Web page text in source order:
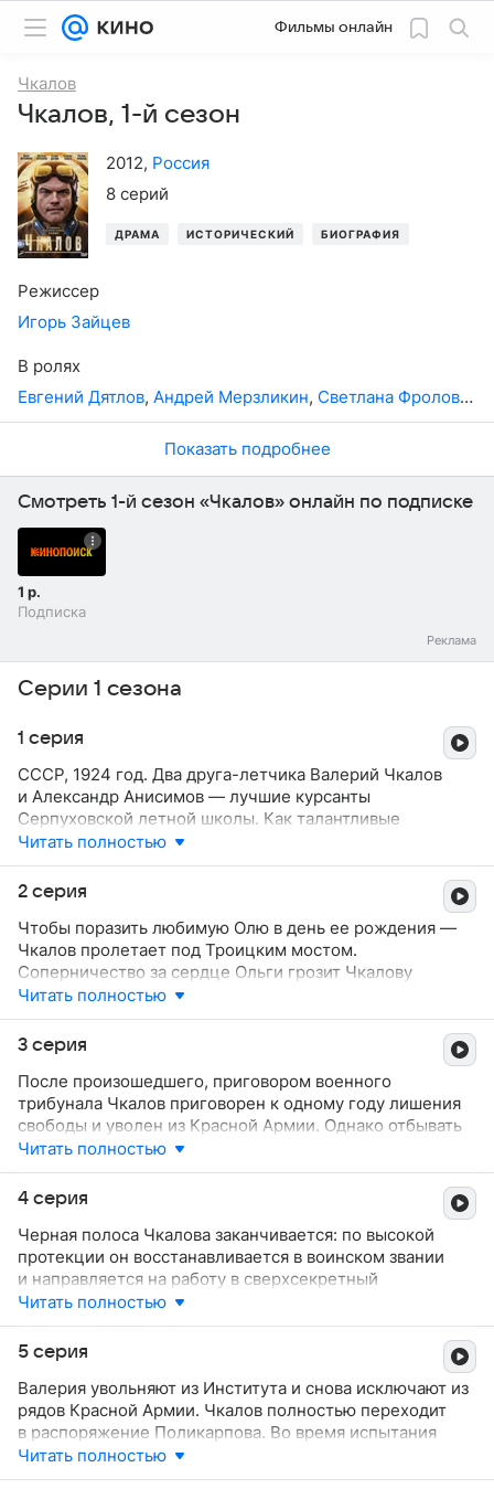
Фильмы онлайн
Чкалов
Чкалов, 1-й сезон
2012, Россия
8 серий
ДРАМА ИСТОРИЧЕСКИЙ БИОГРАФИЯ
Режиссер
Игорь Зайцев
В ролях
Евгений Дятлов, Андрей Мерзликин, Светлана Фролова ,
Показать подробнее
Смотреть 1-й сезон «Чкалов» онлайн по подписке
1 р.
Подписка
Серии 1 сезона
1 серия
СССР, 1924 год. Два друга-летчика Валерий Чкалов
и Александр Анисимов — лучшие курсанты
Серпуховской летной школы. Как талантливые
и перспективные, они получают распределение
в Ленинградскую Краснознамeнную истребительную
эскадрилью. Молодым хулиганам нет равных в небе,
однако их дружбу на прочность испытывает
знакомство с очаровательной пианисткой Ольгой
Ореховой.
Читать полностью
2 серия
Чтобы поразить любимую Олю в день еe рождения —
Чкалов пролетает под Троицким мостом.
Соперничество за сердце Ольги грозит Чкалову
и Анисимову серьезными дисциплинарными
взысканиями. Девушка наконец-то делает выбор
в пользу Валеры. Однако Чкаловым недолго
приходится наслаждаться тихим семейным счастьем —
Валерия переводят в Брянскую авиационную
эскадрилью.
Читать полностью
3 серия
После произошедшего, приговором военного
трибунала Чкалов приговорен к одному году лишения
свободы и уволен из Красной Армии. Однако отбывать
наказание летчику приходится недолго: благодаря
ходатайству своих заступников, менее чем через месяц
наказание заменяют на условное. После освобождения
из Брянской тюрьмы Валерий знакомится с роковой
красоткой Марго.
Читать полностью
4 серия
Черная полоса Чкалова заканчивается: по высокой
протекции он восстанавливается в воинском звании
и направляется на работу в сверхсекретный
Московский научно-исследовательский институт ВВС.
Судьба снова сводит Валерия со старым другом
Анисимовым. Под руководством опального
авиаконструктора Поликарпова Чкалов и Анисимов
приступают к испытательным полeтам.
Читать полностью
5 серия
Валерия увольняют из Института и снова исключают из
рядов Красной Армии. Чкалов полностью переходит
в распоряжение Поликарпова. Во время испытания
истребителя И-16 возникает внештатная ситуация,
однако асу Чкалову удается не допустить трагедию.
Читать полностью